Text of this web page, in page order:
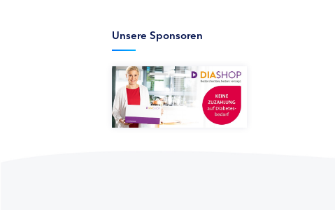
Unsere Sponsoren